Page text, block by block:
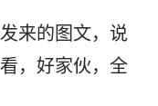
来的图文，说
，好家伙， 全